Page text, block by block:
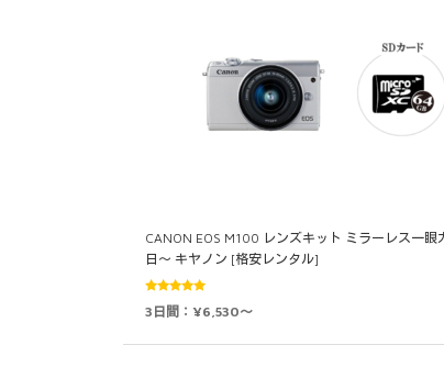
CANON EOS M100 レンズキット ミラーレス一眼
日～ キヤノン [格安レンタル]
5段階中
5.00 の評価
3日間：¥6,530～